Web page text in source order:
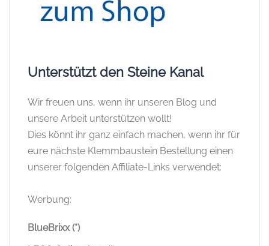
Unterstützt den Steine Kanal
Wir freuen uns, wenn ihr unseren Blog und
unsere Arbeit unterstützen wollt!
Dies könnt ihr ganz einfach machen, wenn ihr für
eure nächste Klemmbaustein Bestellung einen
unserer folgenden Affiliate-Links verwendet:
Werbung:
BlueBrixx (*)